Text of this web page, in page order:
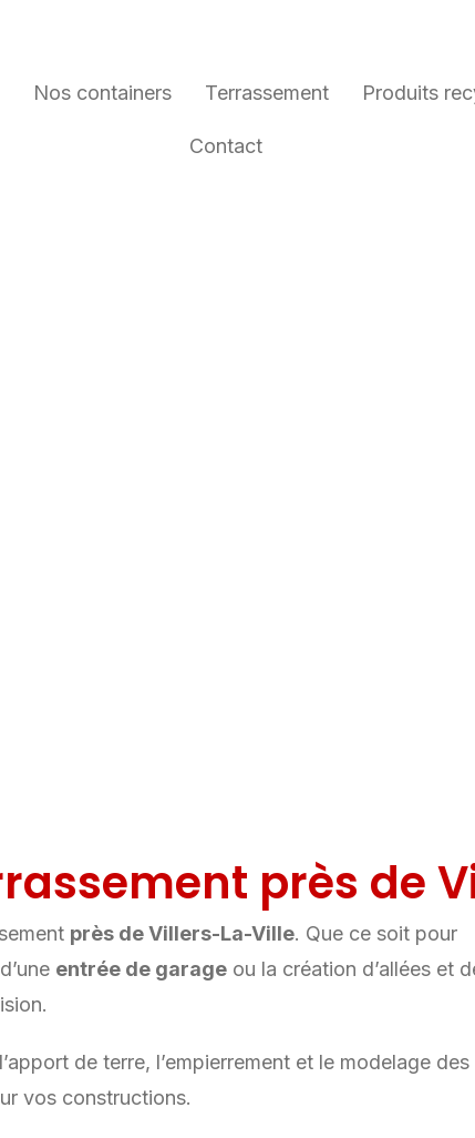
Nos containers Terrassement Produits
Contact
près de
près de Villers-La-Ville. Que ce soit pour
entrée de garage ou la création d’allées et
de terre, l’empierrement et le modelage des
vos constructions.